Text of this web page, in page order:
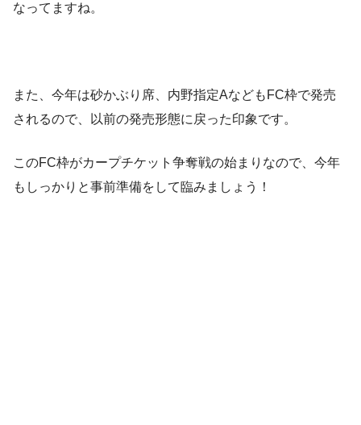
なってますね。
また、今年は砂かぶり席、内野指定AなどもFC枠で発売
されるので、以前の発売形態に戻った印象です。
このFC枠がカープチケット争奪戦の始まりなので、今年
もしっかりと事前準備をして臨みましょう！